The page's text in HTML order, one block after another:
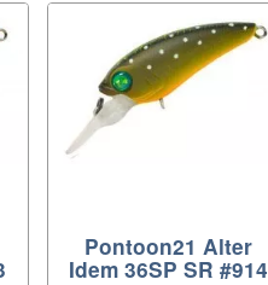
Pontoon21 Alter
Idem 36SP SR #914